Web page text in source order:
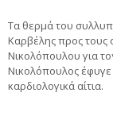
Τα θερμά του
Καρβέλης προς τους
Νικολόπουλου για
Νικολόπουλος
καρδιολογικά αίτια.